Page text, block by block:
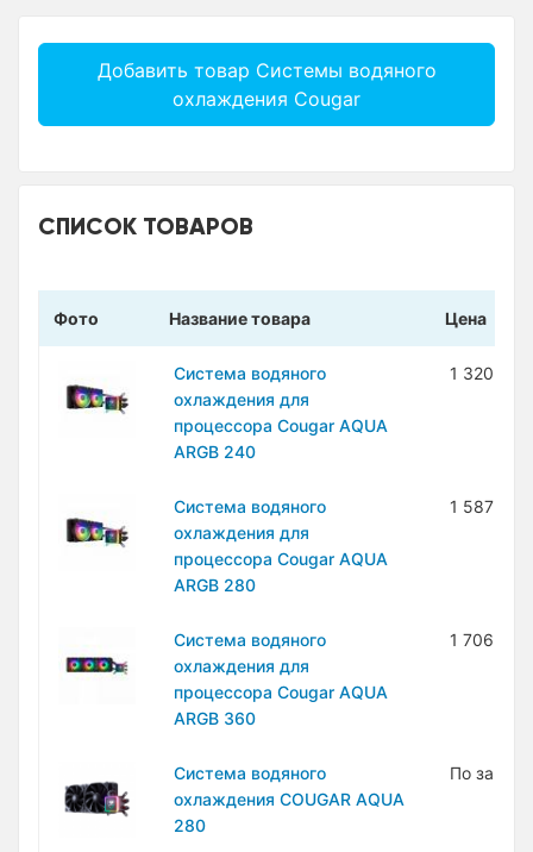
Добавить товар Системы водяного
охлаждения Cougar
СПИСОК ТОВАРОВ
Фото Название товара Цена
Система водяного
охлаждения для
процессора Cougar AQUA
ARGB 240
1 320
Система водяного
охлаждения для
процессора Cougar AQUA
ARGB 280
1 587
Система водяного
охлаждения для
процессора Cougar AQUA
ARGB 360
1 706
Система водяного
охлаждения COUGAR AQUA
280
По